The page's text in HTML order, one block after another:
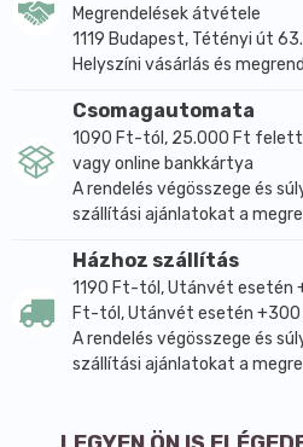
Megrendelések átvétele
1119 Budapest, Tétényi út
Helyszíni vásárlás és
Csomagautomata
1090 Ft-tól, 25.000 Ft felett
vagy online bankkártya
A rendelés végösszege és
szállítási ajánlatokat a
Házhoz szállítás
1190 Ft-tól, Utánvét
Ft-tól, Utánvét esetén +300
A rendelés végösszege és
szállítási ajánlatokat a